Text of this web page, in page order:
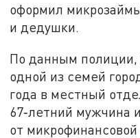
оформил
и дедушки.
По данным
одной из семей
года в местный
67‑летний мужчина
от